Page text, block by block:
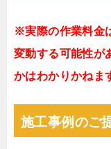
※実際の作業料金
変動する可能性が
かはわかりかねま
施工事例のご